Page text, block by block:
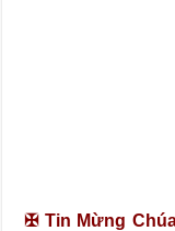
✠ Tin Mừng